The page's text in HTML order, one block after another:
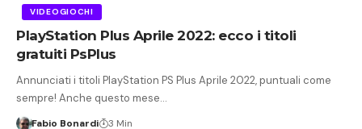
VIDEOGIOCHI
PlayStation Plus Aprile 2022: ecco i titoli
gratuiti PsPlus
Annunciati i titoli PlayStation PS Plus Aprile 2022, puntuali come
sempre! Anche questo mese…
Fabio Bonardi 3 Min